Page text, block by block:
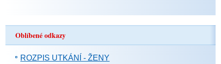
Oblíbené odkazy
ROZPIS UTKÁNÍ - ŽENY